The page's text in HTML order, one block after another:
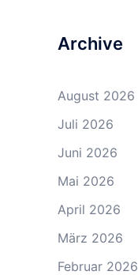
Archive
August 2026
Juli 2026
Juni 2026
Mai 2026
April 2026
März 2026
Februar 2026